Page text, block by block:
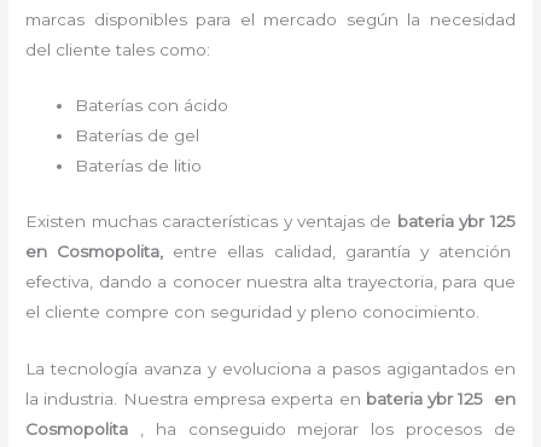
marcas disponibles para el mercado según la necesidad
del cliente tales como:
Baterías con ácido
Baterías de gel
Baterías de litio
Existen muchas características y ventajas de bateria ybr 125
en Cosmopolita, entre ellas calidad, garantía y atención
efectiva, dando a conocer nuestra alta trayectoria, para que
el cliente compre con seguridad y pleno conocimiento.
La tecnología avanza y evoluciona a pasos agigantados en
la industria. Nuestra empresa experta en bateria ybr 125 en
Cosmopolita
, ha conseguido mejorar los procesos de